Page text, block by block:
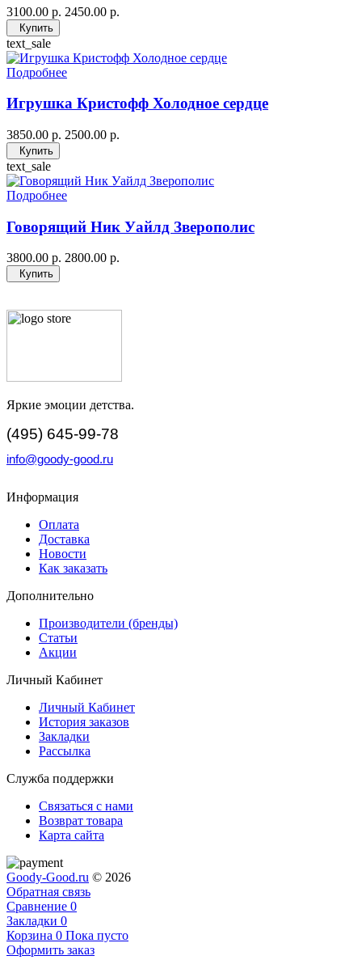
3100.00 р. 2450.00 р.
Купить
text_sale
Подробнее
Игрушка Кристофф Холодное сердце
3850.00 р. 2500.00 р.
Купить
text_sale
Подробнее
Говорящий Ник Уайлд Зверополис
3800.00 р. 2800.00 р.
Купить
Яркие эмоции детства.
(495) 645-99-78
info@goody-good.ru
Информация
Оплата
Доставка
Новости
Как заказать
Дополнительно
Производители (бренды)
Статьи
Акции
Личный Кабинет
Личный Кабинет
История заказов
Закладки
Рассылка
Служба поддержки
Связаться с нами
Возврат товара
Карта сайта
Goody-Good.ru © 2026
Обратная связь
Сравнение 0
Закладки 0
Корзина 0 Пока пусто
Оформить заказ